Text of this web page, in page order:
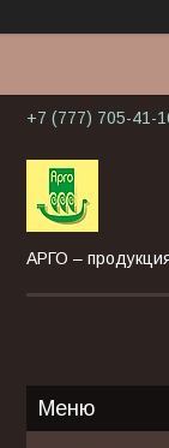
+7 (777) 705-41-
АРГО –